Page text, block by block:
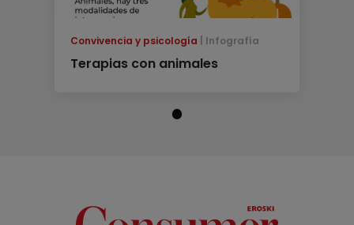
Convivencia y psicología Infografía
Terapias con animales